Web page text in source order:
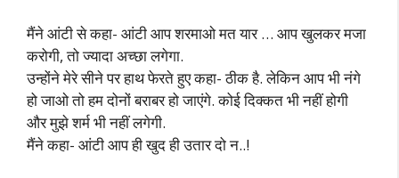
मैंने आंटी से कहा- आंटी आप शरमाओ मत यार … आप खुलकर मजा
करोगी, तो ज्यादा अच्छा लगेगा.
उन्होंने मेरे सीने पर हाथ फेरते हुए कहा- ठीक है. लेकिन आप भी नंगे
हो जाओ तो हम दोनों बराबर हो जाएंगे. कोई दिक्कत भी नहीं होगी
और मुझे शर्म भी नहीं लगेगी.
मैंने कहा- आंटी आप ही खुद ही उतार दो न..!